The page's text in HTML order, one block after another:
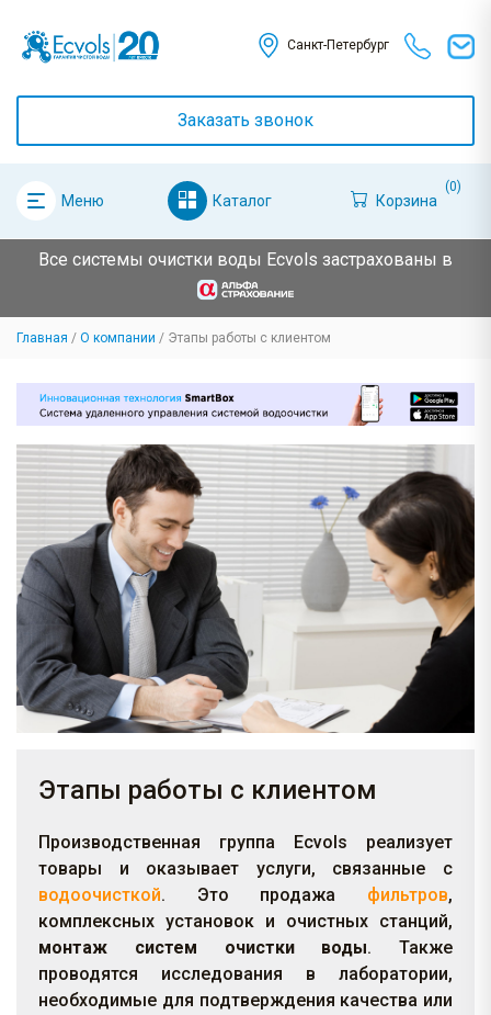
Санкт-Петербург
Заказать звонок
Меню Каталог Корзина
(0)
Все системы очистки воды Ecvols застрахованы в
Главная О компании Этапы работы с клиентом
Этапы работы с клиентом
Производственная группа Ecvols реализует
товары и оказывает услуги, связанные с
водоочисткой. Это продажа фильтров,
комплексных установок и очистных станций,
монтаж систем очистки воды. Также
проводятся исследования в лаборатории,
необходимые для подтверждения качества или